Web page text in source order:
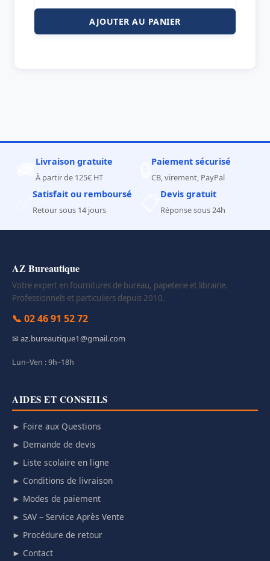
AJOUTER AU PANIER
Livraison gratuite
À partir de 125€ HT
Paiement sécurisé
CB, virement, PayPal
Satisfait ou remboursé
Retour sous 14 jours
Devis gratuit
Réponse sous 24h
AZ Bureautique
Votre expert en fournitures de bureau, papeterie et librairie.
Professionnels et particuliers depuis 2010.
📞 02 46 91 52 72
✉ az.bureautique1@gmail.com
Lun–Ven : 9h–18h
AIDES ET CONSEILS
► Foire aux Questions
► Demande de devis
► Liste scolaire en ligne
► Conditions de livraison
► Modes de paiement
► SAV – Service Après Vente
► Procédure de retour
► Contact